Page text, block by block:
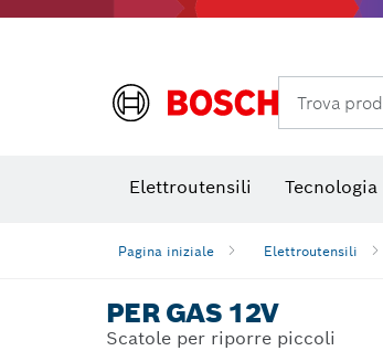
Trova
Elettroutensili
Pagina iniziale Elettroutensili
PER GAS 12V
Scatole per riporre piccoli